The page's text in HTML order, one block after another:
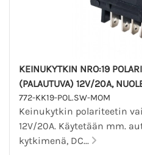
KEINUKYTKIN NRO:19 POLARITEETIN VAIHTOON
(PALAUTUVA) 12V/20A,
772-KK19-POL.SW-MOM
Keinukytkin polariteetin
12V/20A. Käytetään mm.
kytkimenä, DC...